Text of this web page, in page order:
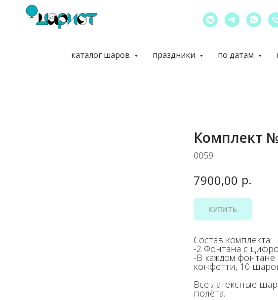
каталог шаров праздники по датам
Комплект
0059
7900,00 р.
КУПИТЬ
Состав комплекта:
-2 Фонтана с
-В каждом
конфетти, 10
Все латексные
полёта.